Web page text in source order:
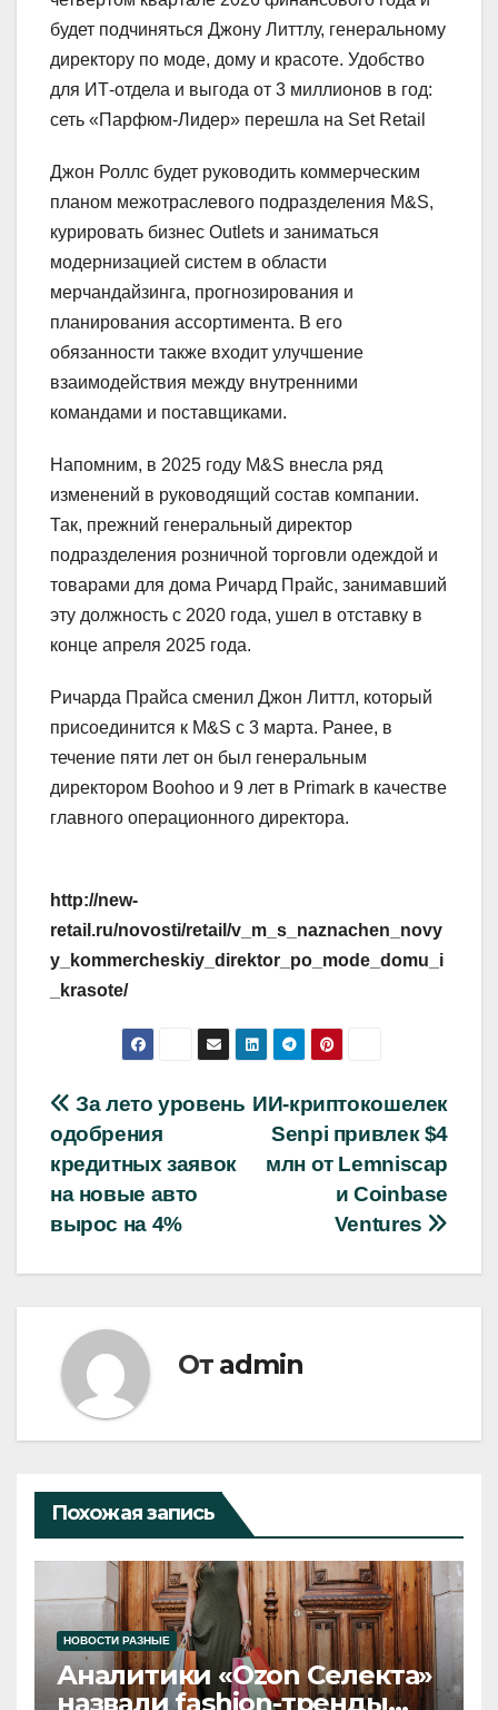
будет подчиняться Джону Литтлу, генеральному
директору по моде, дому и красоте. Удобство
для ИТ-отдела и выгода от 3 миллионов в год:
сеть «Парфюм-Лидер» перешла на Set Retail
Джон Роллс будет руководить коммерческим
планом межотраслевого подразделения M&S,
курировать бизнес Outlets и заниматься
модернизацией систем в области
мерчандайзинга, прогнозирования и
планирования ассортимента. В его
обязанности также входит улучшение
взаимодействия между внутренними
командами и поставщиками.
Напомним, в 2025 году M&S внесла ряд
изменений в руководящий состав компании.
Так, прежний генеральный директор
подразделения розничной торговли одеждой и
товарами для дома Ричард Прайс, занимавший
эту должность с 2020 года, ушел в отставку в
конце апреля 2025 года.
Ричарда Прайса сменил Джон Литтл, который
присоединится к M&S с 3 марта. Ранее, в
течение пяти лет он был генеральным
директором Boohoo и 9 лет в Primark в качестве
главного операционного директора.
http://new-
retail.ru/novosti/retail/v_m_s_naznachen_novy
y_kommercheskiy_direktor_po_mode_domu_i
_krasote/
Навигация
по
записям
ИИ-криптокошелек
Senpi привлек $4
млн от Lemniscap
и Coinbase
Ventures
За лето уровень
одобрения
кредитных заявок
на новые авто
вырос на 4%
От admin
Похожая запись
НОВОСТИ РАЗНЫЕ
Аналитики «Ozon Селекта»
назвали fashion-тренды